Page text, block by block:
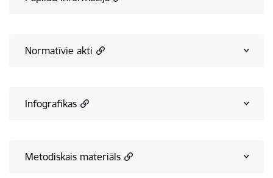
Normatīvie akti
Infografikas
Metodiskais materiāls